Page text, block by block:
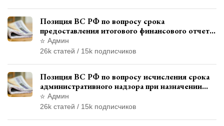
Позиция ВС РФ по вопросу срока
предоставления итогового финансового отчета
кандидатом в соответствии с
законодательством о выборах
Админ
26k статей / 15k подписчиков
Позиция ВС РФ по вопросу исчисления срока
административного надзора при назначении
дополнительного наказания, отличного от
ограничения свободы
Админ
26k статей / 15k подписчиков